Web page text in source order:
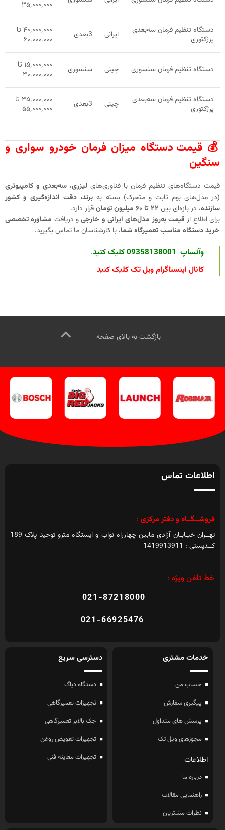
۳۵٬۰۰۰٬۰۰۰
دستگاه تنظیم فرمان سه‌بعدی
پرژکتوری
ایرانی 3بعدی
۴۰٬۰۰۰٬۰۰۰ تا
۶۰٬۰۰۰٬۰۰۰
دستگاه تنظیم فرمان سنسوری چینی سنسوری
۱۵٬۰۰۰٬۰۰۰ تا
۳۰٬۰۰۰٬۰۰۰
دستگاه تنظیم فرمان سه‌بعدی
پرژکتوری
چینی 3بعدی
۳۵٬۰۰۰٬۰۰۰ تا
۵۵٬۰۰۰٬۰۰۰
💰 قیمت دستگاه میزان فرمان خودرو سواری و
سنگین
قیمت دستگاه‌های تنظیم فرمان با فناوری‌های لیزری، سه‌بعدی و کامپیوتری
(در مدل‌های بوم ثابت و متحرک) بسته به برند، دقت اندازه‌گیری و کشور
سازنده، در بازه‌ای بین ۲۲ تا ۶۰ میلیون تومان
قرار دارد.
برای اطلاع از قیمت به‌روز مدل‌های ایرانی و خارجیو دریافت مشاوره تخصصی
خرید دستگاه مناسب تعمیرگاه شما، با کارشناسان ما تماس بگیرید.
وآتساپ 09358138001 کلیک کنید
.
کانال اینستاگرام ویل تک کلیک کنید
بازگشت به بالای صفحه
اطلاعات تماس
فروشــگــاه و دفتر مرکزی :
تهــران خیـابـان آزادی مابین چهارراه نواب و ایستگاه مترو توحید پلاک 189
کــدپستی : 1419913911
خط تلفن ویژه :
021-87218000
021-66925476
خدمات مشتری
حساب من
پیگیری سفارش
پرسش های متداول
مجوزهای ویل تک
اطلاعات
درباره ما
راهنمایی مقالات
نظرات مشتریان
دسترسی سریع
دستگاه دیاگ
تجهیزات تعمیرگاهی
جک بالابر تعمیرگاهی
تجهیزات تعویض روغن
تجهیزات معاینه فنی